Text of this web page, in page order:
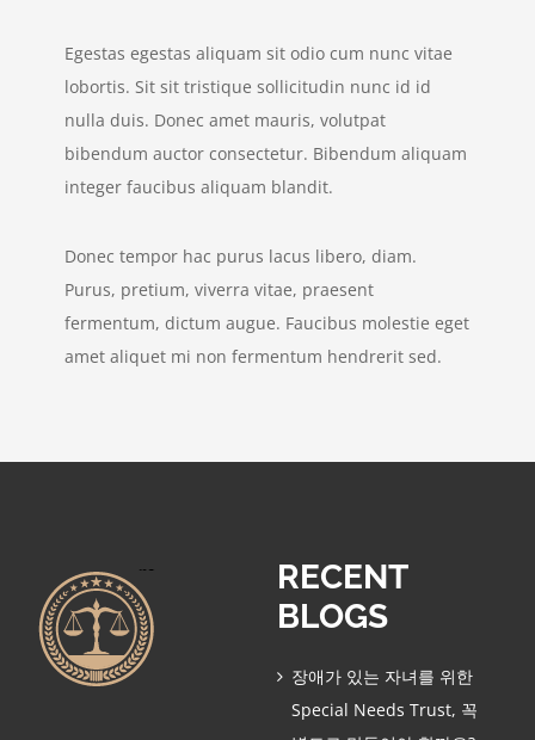
Egestas egestas aliquam sit odio cum nunc vitae
lobortis. Sit sit tristique sollicitudin nunc id id
nulla duis. Donec amet mauris, volutpat
bibendum auctor consectetur. Bibendum aliquam
integer faucibus aliquam blandit.
Donec tempor hac purus lacus libero, diam.
Purus, pretium, viverra vitae, praesent
fermentum, dictum augue. Faucibus molestie eget
amet aliquet mi non fermentum hendrerit sed.
RECENT
BLOGS
장애가 있는 자녀를 위한
Special Needs Trust, 꼭